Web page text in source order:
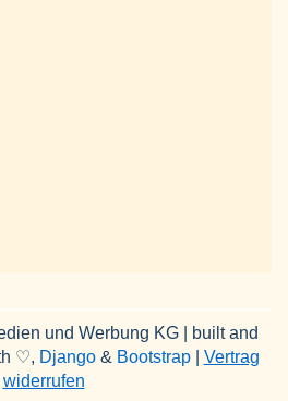
und Werbung KG | built and
♡, Django& Bootstrap| Vertrag
widerrufen